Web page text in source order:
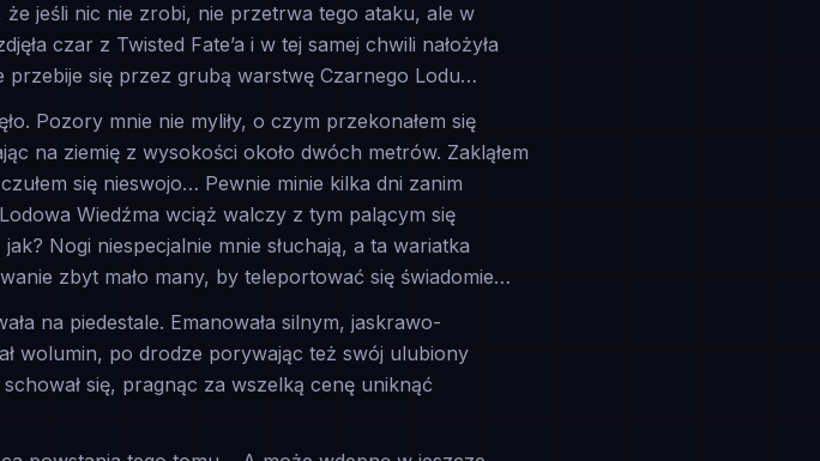
że jeśli nic nie zrobi, nie przetrwa tego ataku, ale w
czar z Twisted Fate’a i w tej samej chwili nałożyła
przebije się przez grubą warstwę Czarnego Lodu…
Pozory mnie nie myliły, o czym przekonałem się
na ziemię z wysokości około dwóch metrów. Zakląłem
się nieswojo… Pewnie minie kilka dni zanim
Wiedźma wciąż walczy z tym palącym się
Nogi niespecjalnie mnie słuchają, a ta wariatka
zbyt mało many, by teleportować się świadomie…
na piedestale. Emanowała silnym, jaskrawo-
wolumin, po drodze porywając też swój ulubiony
się, pragnąc za wszelką cenę uniknąć